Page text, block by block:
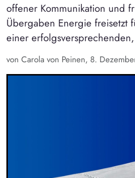
offener Kommunikation und
Übergaben Energie freisetzt
einer
von Carola von Peinen, 8.